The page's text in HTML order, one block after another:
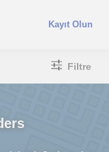
Kayıt Olun
Filtre